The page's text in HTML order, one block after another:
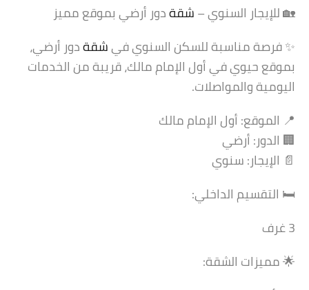
🏡 للإيجار السنوي –شقةدور أرضي بموقع مميز
✨ فرصة مناسبة للسكن السنوي فيشقةدور أرضي،
بموقع حيوي في أول الإمام مالك، قريبة من الخدمات
اليومية والمواصلات.
📍 الموقع: أول الإمام مالك
🏢 الدور: أرضي
📄 الإيجار: سنوي
🛏️ التقسيم الداخلي:
3 غرف
🌟 مميزات الشقة: